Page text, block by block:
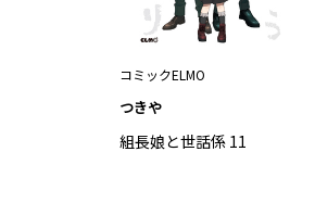
コミックELMO
つきや
組長娘と世話係 11